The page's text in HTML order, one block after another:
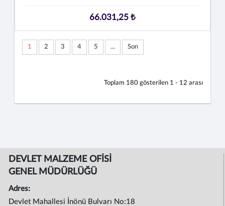
66.031,25 ₺
1 2 3 4 5 ... Son
Toplam 180gösterilen 1 - 12 arası
DEVLET MALZEME OFİSİ
GENEL MÜDÜRLÜĞÜ
Adres:
Devlet Mahallesi İnönü Bulvarı No:18